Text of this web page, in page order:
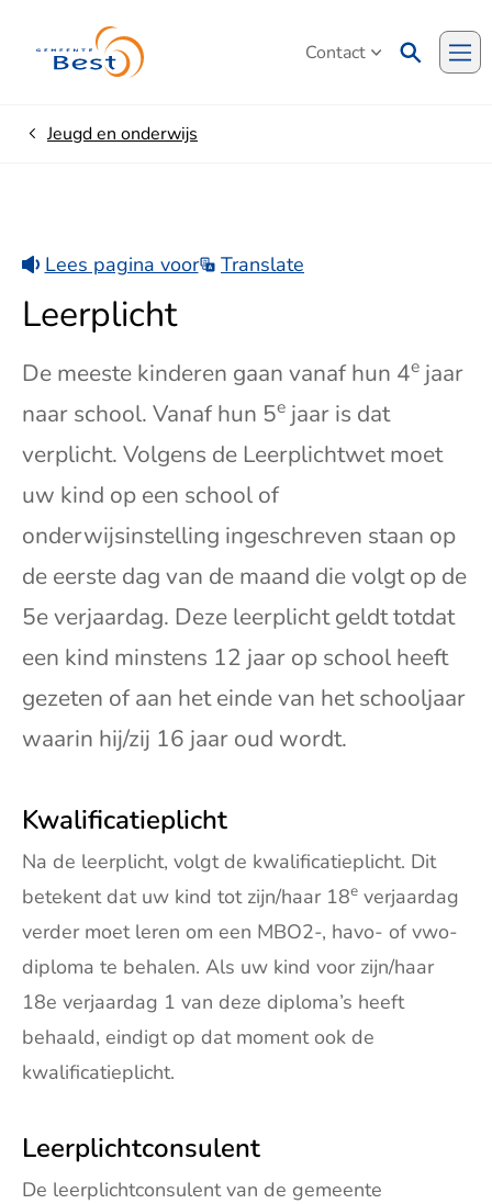
Contact
Home
Jeugd en onderwijs
Lees pagina voor Translate
Leerplicht
De meeste kinderen gaan vanaf hun 4e jaar
naar school. Vanaf hun 5e jaar is dat
verplicht. Volgens de Leerplichtwet moet
uw kind op een school of
onderwijsinstelling ingeschreven staan op
de eerste dag van de maand die volgt op de
5e verjaardag. Deze leerplicht geldt totdat
een kind minstens 12 jaar op school heeft
gezeten of aan het einde van het schooljaar
waarin hij/zij 16 jaar oud wordt.
Kwalificatieplicht
Na de leerplicht, volgt de kwalificatieplicht. Dit
betekent dat uw kind tot zijn/haar 18e verjaardag
verder moet leren om een MBO2-, havo- of vwo-
diploma te behalen. Als uw kind voor zijn/haar
18e verjaardag 1 van deze diploma’s heeft
behaald, eindigt op dat moment ook de
kwalificatieplicht.
Leerplichtconsulent
De leerplichtconsulent van de gemeente